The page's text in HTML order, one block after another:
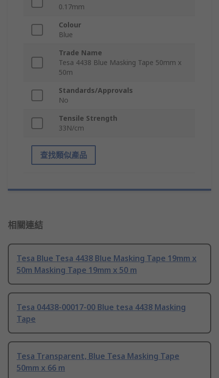
0.17mm
Colour
Blue
Trade Name
Tesa 4438 Blue Masking Tape 50mm x
50m
Standards/Approvals
No
Tensile Strength
33N/cm
查找類似產品
相關連結
Tesa Blue Tesa 4438 Blue Masking Tape 19mm x
50m Masking Tape 19mm x 50 m
Tesa 04438-00017-00 Blue tesa 4438 Masking
Tape
Tesa Transparent, Blue Tesa Masking Tape
50mm x 66 m